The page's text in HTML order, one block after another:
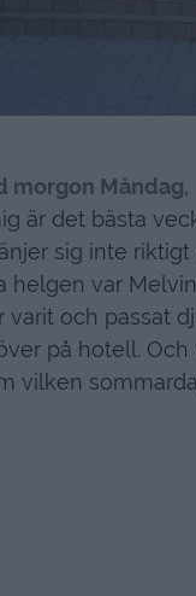
morgon Måndag,
är det bästa
sig inte
helgen var
och passat
på hotell.
vilken